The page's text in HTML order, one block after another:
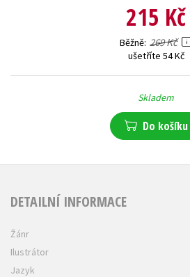
215 Kč
Běžně 269 Kč
ušetříte 54 Kč
Skladem
Do košíku
DETAILNÍ INFORMACE
Žánr
Ilustrátor
Jazyk